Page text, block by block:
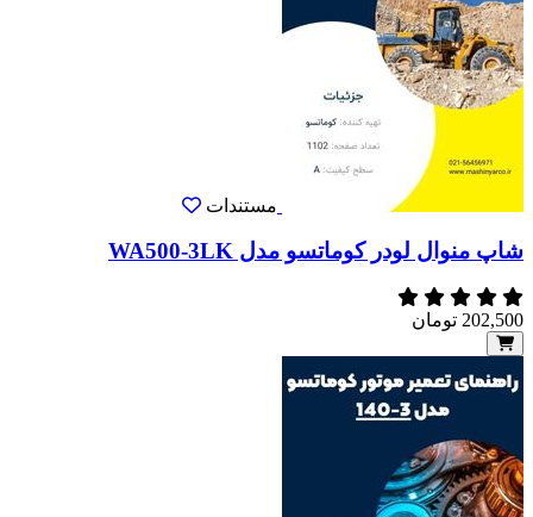
مستندات
شاپ منوال لودر کوماتسو مدل WA500-3LK
202,500 تومان